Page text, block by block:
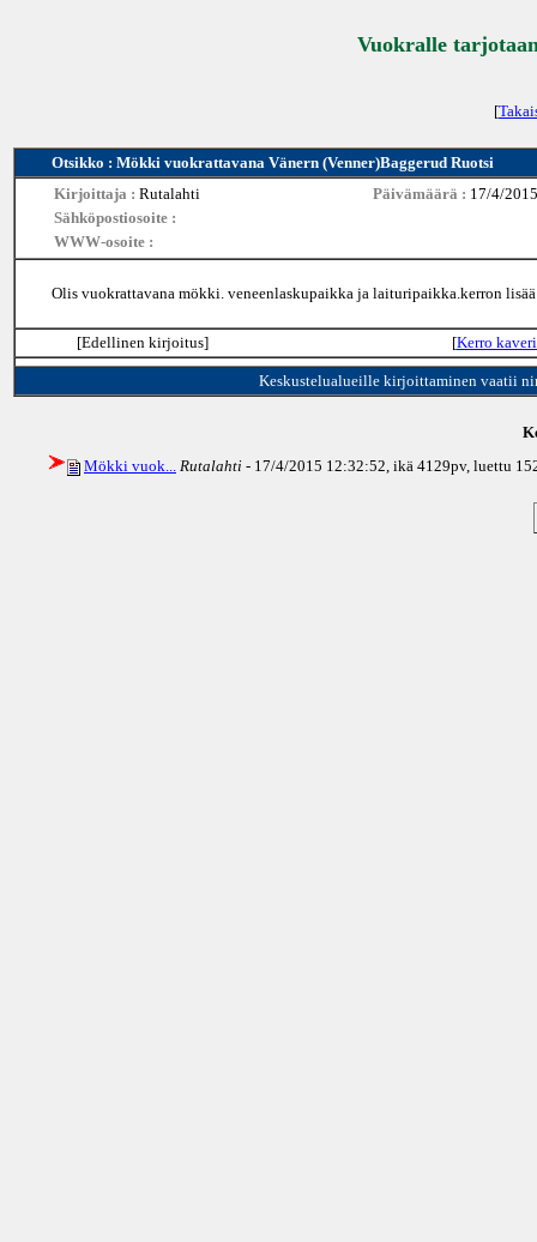
Vuokralle
[
Otsikko : Mökki vuokrattavana Vänern (Venner)Baggerud Ruotsi
Kirjoittaja : Rutalahti Päivämäärä : 17/4/
Sähköpostiosoite :
WWW-osoite :
Olis vuokrattavana mökki. veneenlaskupaikka ja laituripaikka.kerron
[Edellinen kirjoitus] [Kerro
Keskustelualueille kirjoittaminen vaatii
Mökki vuok... Rutalahti - 17/4/2015 12:32:52, ikä 4129pv, luettu